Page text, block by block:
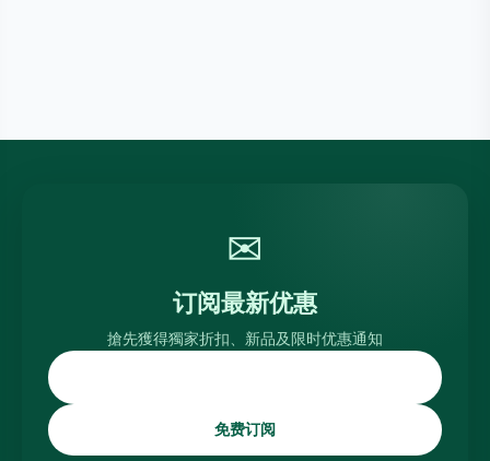
✉
订阅最新优惠
搶先獲得獨家折扣、新品及限时优惠通知
免费订阅